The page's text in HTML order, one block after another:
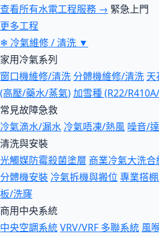
查看所有水電工程服務 → 緊急上門
更多工程
❄ 冷氣維修 / 清洗 ▼
家用冷氣系列
窗口機維修/清洗 分體機維修/清洗 天
(高壓/藥水/蒸氣)加雪種 (R22/
常見故障急救
冷氣滴水/漏水 冷氣唔凍/熱風 噪音/
清洗與安裝
光觸媒防霉殺菌塗層 商業冷氣大洗合
分體機安裝 冷氣拆機與搬位 專業搭
板/洗窿
商用中央系統
中央空調系統VRV/VRF 多聯系統 風